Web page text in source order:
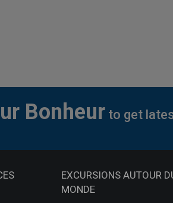
Bonheur to get
EXCURSIONS AUTOUR
MONDE